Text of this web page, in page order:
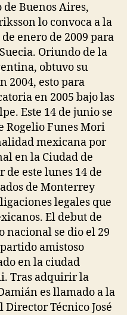
Buenos Aires,
lo convoca a la
enero de 2009 para
Oriundo de la
obtuvo su
2004, esto para
en 2005 bajo las
Este 14 de junio se
Rogelio Funes Mori
mexicana por
en la Ciudad de
este lunes 14 de
de Monterrey
legales que
El debut de
nacional se dio el 29
amistoso
en la ciudad
Tras adquirir la
es llamado a la
Técnico José